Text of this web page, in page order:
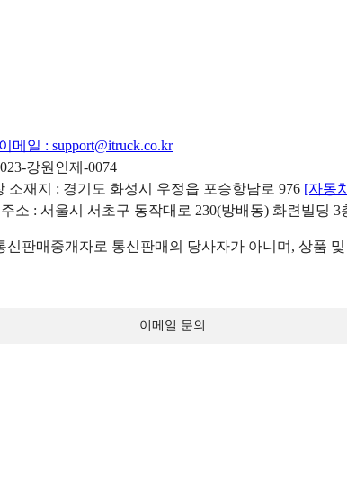
메일 : support@itruck.co.kr
강원인제-0074
소재지 : 경기도 화성시 우정읍 포승항남로 976 [자동
소 : 서울시 서초구 동작대로 230(방배동) 화련빌딩 3
판매중개자로 통신판매의 당사자가 아니며, 상품
이메일 문의